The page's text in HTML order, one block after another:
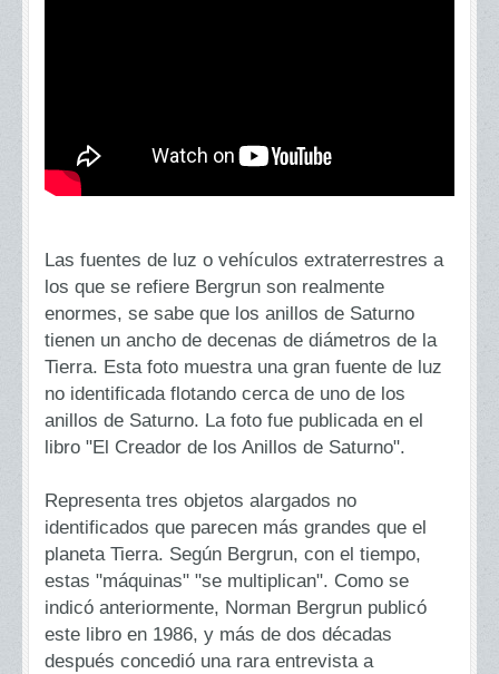
Las fuentes de luz o vehículos extraterrestres a
los que se refiere Bergrun son realmente
enormes, se sabe que los anillos de Saturno
tienen un ancho de decenas de diámetros de la
Tierra. Esta foto muestra una gran fuente de luz
no identificada flotando cerca de uno de los
anillos de Saturno. La foto fue publicada en el
libro "El Creador de los Anillos de Saturno".
Representa tres objetos alargados no
identificados que parecen más grandes que el
planeta Tierra. Según Bergrun, con el tiempo,
estas "máquinas" "se multiplican". Como se
indicó anteriormente, Norman Bergrun publicó
este libro en 1986, y más de dos décadas
después concedió una rara entrevista a